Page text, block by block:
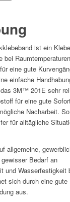
ist ein
bei
eine gute
einfache
3M™ 201E sehr
für eine gute
Nacharbeit.
für alltägliche
allgemeine,
Bedarf an
und Wasserfestigkeit
sich durch eine gute
aus.